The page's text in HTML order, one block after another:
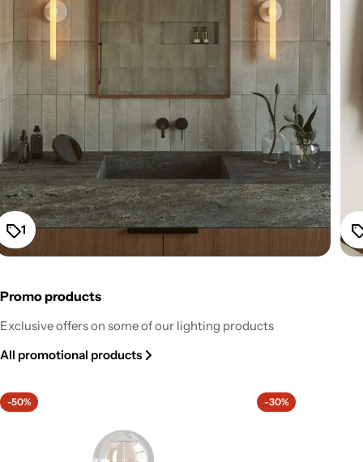
1
Fermaluce Esse14 Wall or Ceiling Mount for S14d LED
Regular
From $52.20
Promo products
Exclusive offers on some of our lighting products
All promotional products
-50% -30%